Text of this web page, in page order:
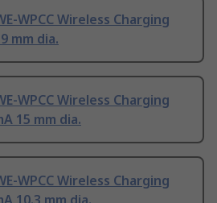
WPCC Wireless Charging
mm dia.
WPCC Wireless Charging
15 mm dia.
WPCC Wireless Charging